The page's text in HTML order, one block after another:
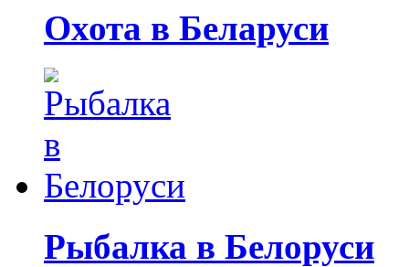
Охота в Беларуси
Рыбалка в Белоруси